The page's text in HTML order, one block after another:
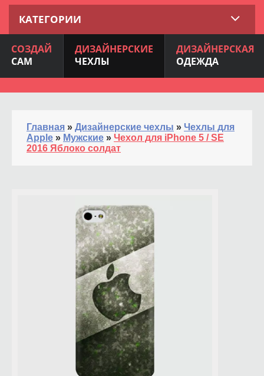
КАТЕГОРИИ
СОЗДАЙ
САМ
ДИЗАЙНЕРСКИЕ
ЧЕХЛЫ
ДИЗАЙНЕРСКАЯ
ОДЕЖДА
Главная » Дизайнерские чехлы » Чехлы для
Apple » Мужские » Чехол для iPhone 5 / SE
2016 Яблоко солдат